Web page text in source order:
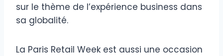
sur le thème de l’expérience business dans
sa globalité.
La Paris Retail Week est aussi une occasion